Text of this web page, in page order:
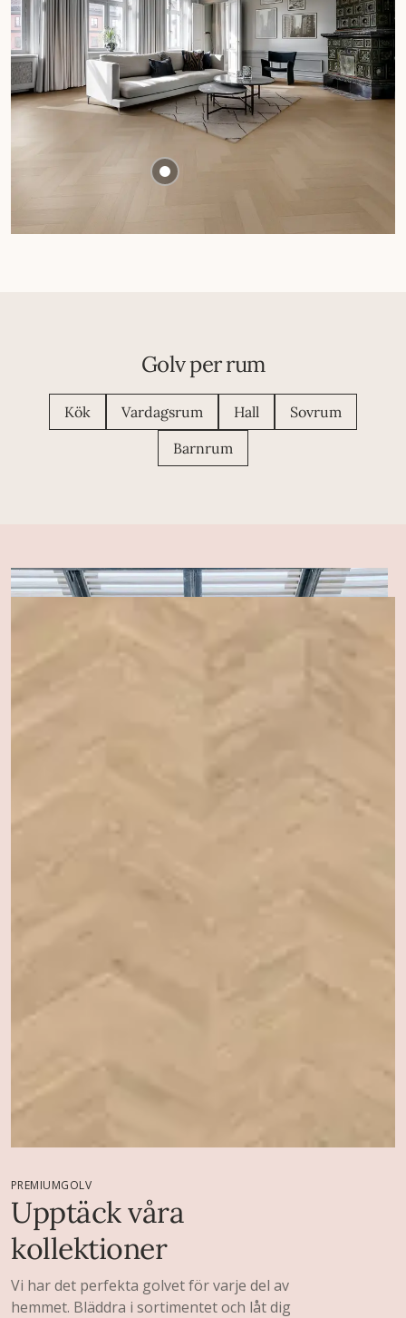
Golv per rum
Kök Vardagsrum Hall
Sovrum
Barnrum
PREMIUMGOLV
Upptäck våra
kollektioner
Vi har det perfekta golvet för varje del av
hemmet. Bläddra i sortimentet och låt dig